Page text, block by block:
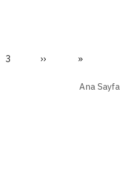
Sayfa
3
Sonraki
››
Last
»
Ana Sayfa